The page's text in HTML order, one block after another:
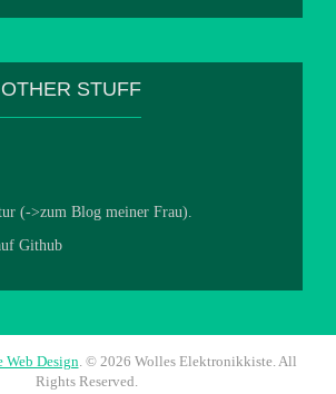
STUFF
(->zum Blog meiner Frau).
Github
Web Design © 2026 Wolles Elektronikkiste. All
Rights Reserved.